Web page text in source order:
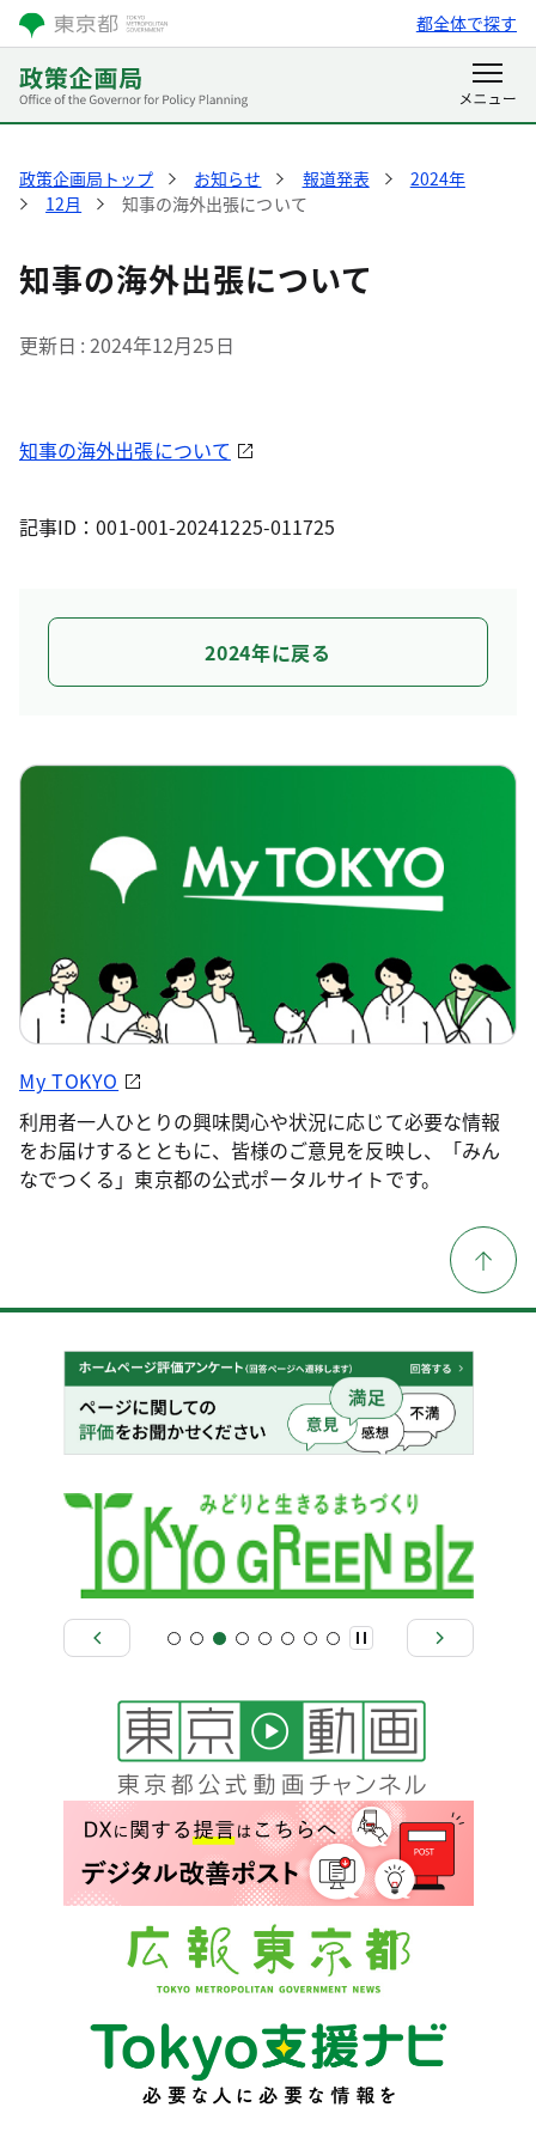
都全体で探す
政策企画局トップ お知らせ 報道発表
2024年
12月
知事の海外出張について
知事の海外出張について
更新日 2024年12月25日
知事の海外出張について
記事ID：001-001-20241225-011725
2024年に戻る
My TOKYO
利用者一人ひとりの興味関心や状況に応じて必要な情報
をお届けするとともに、皆様のご意見を反映し、「みん
なでつくる」東京都の公式ポータルサイトです。